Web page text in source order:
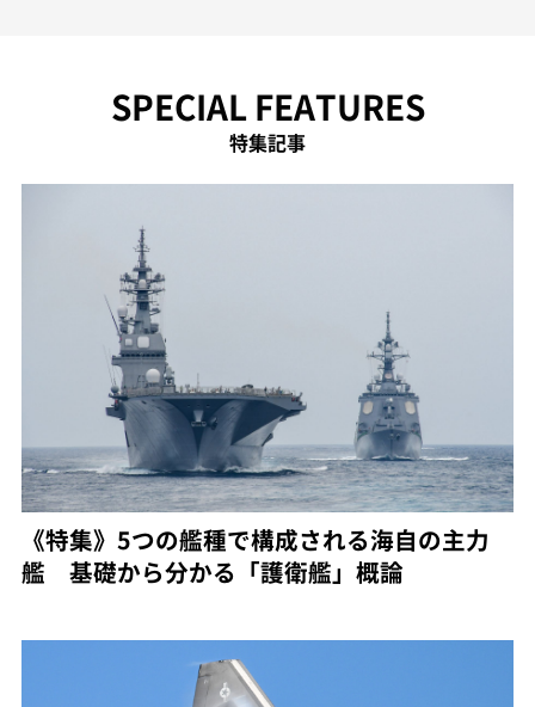
SPECIAL FEATURES
特集記事
《特集》5つの艦種で構成される海自の主力
艦 基礎から分かる「護衛艦」概論